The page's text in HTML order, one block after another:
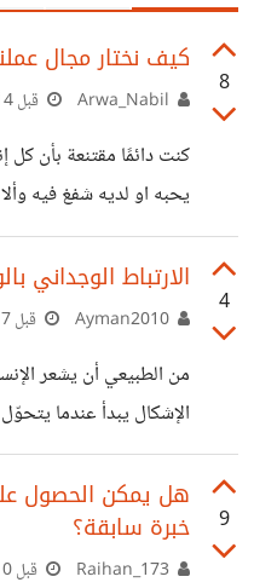
8
كيف نختار مجال
قبل 4 أشهر
كنت دائمًا مقتنعة بأن كل
يحبه او لديه شفغ فيه
بمواقف مختلفة حيث
في مجال لا يوجد فيه
فيه اي شخص من اهلي او
ويدعمهم بأشكال مختلفة
فيه، في حين أني كنت
4
الارتباط الوجداني
قبل 7 أشهر
من الطبيعي أن يشعر
الإشكال يبدأ عندما
إلى ارتباط وجداني
علاقة تعاقدية: زمن مقابل
فرصة. وهي علاقة قابلة
المصالح. المشكلة لا تكمن
9
هل يمكن الحصول
خبرة سابقة؟
قبل 10 أشهر